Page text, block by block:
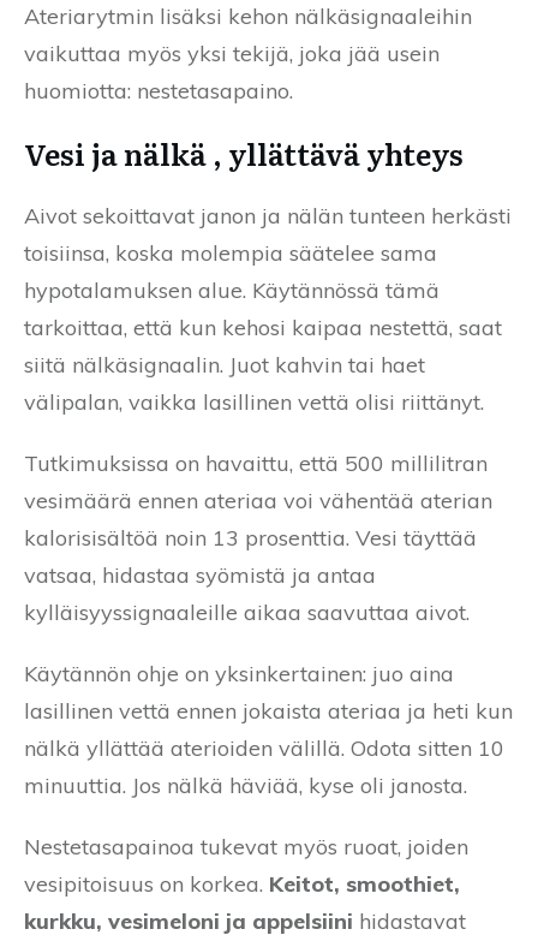
Ateriarytmin lisäksi kehon nälkäsignaaleihin
vaikuttaa myös yksi tekijä, joka jää usein
huomiotta: nestetasapaino.
Vesi ja nälkä , yllättävä yhteys
Aivot sekoittavat janon ja nälän tunteen herkästi
toisiinsa, koska molempia säätelee sama
hypotalamuksen alue. Käytännössä tämä
tarkoittaa, että kun kehosi kaipaa nestettä, saat
siitä nälkäsignaalin. Juot kahvin tai haet
välipalan, vaikka lasillinen vettä olisi riittänyt.
Tutkimuksissa on havaittu, että 500 millilitran
vesimäärä ennen ateriaa voi vähentää aterian
kalorisisältöä noin 13 prosenttia. Vesi täyttää
vatsaa, hidastaa syömistä ja antaa
kylläisyyssignaaleille aikaa saavuttaa aivot.
Käytännön ohje on yksinkertainen: juo aina
lasillinen vettä ennen jokaista ateriaa ja heti kun
nälkä yllättää aterioiden välillä. Odota sitten 10
minuuttia. Jos nälkä häviää, kyse oli janosta.
Nestetasapainoa tukevat myös ruoat, joiden
vesipitoisuus on korkea. Keitot, smoothiet,
kurkku, vesimeloni ja appelsiini hidastavat